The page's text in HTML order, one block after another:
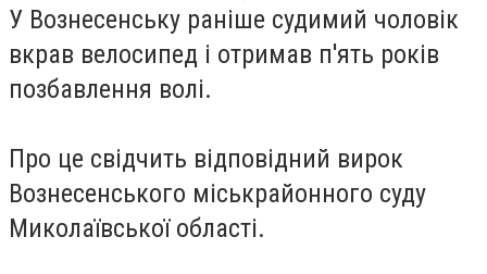
У Вознесенську раніше судимий чоловік
вкрав велосипед і отримав п'ять років
позбавлення волі.
Про це свідчить відповідний вирок
Вознесенського міськрайонного суду
Миколаївської області.